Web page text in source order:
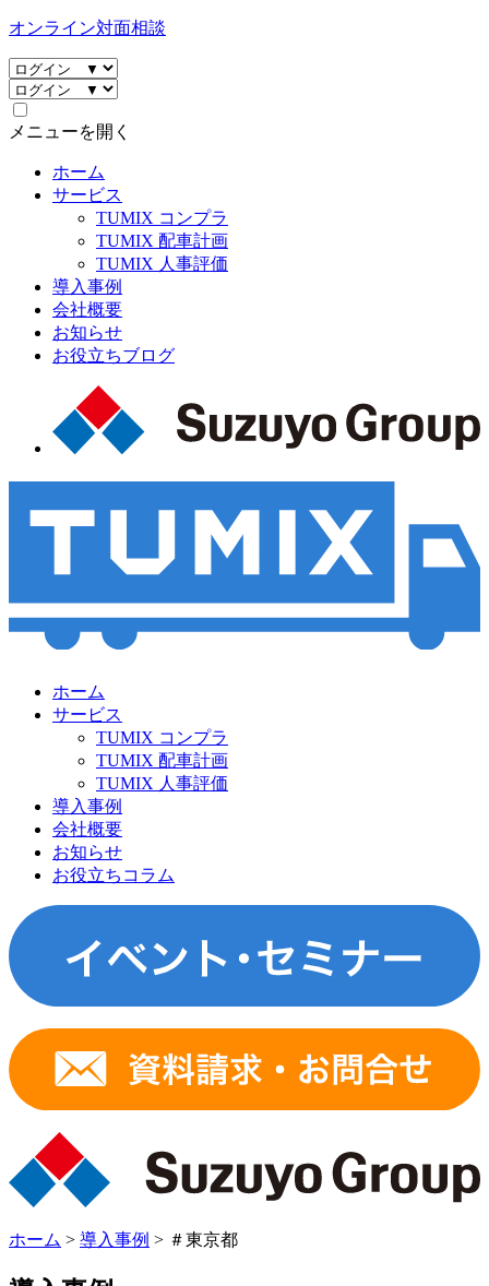
オンライン対面相談
メニューを開く
ホーム
サービス
TUMIX コンプラ
TUMIX 配車計画
TUMIX 人事評価
導入事例
会社概要
お知らせ
お役立ちブログ
ホーム
サービス
TUMIX コンプラ
TUMIX 配車計画
TUMIX 人事評価
導入事例
会社概要
お知らせ
お役立ちコラム
ホーム > 導入事例 > ＃東京都